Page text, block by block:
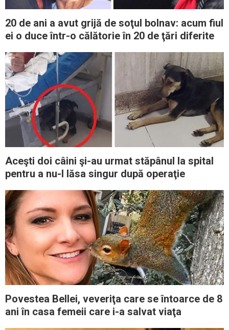
20 de ani a avut grijă de soţul bolnav: acum fiul
ei o duce într-o călătorie în 20 de ţări diferite
Aceşti doi câini şi-au urmat stăpânul la spital
pentru a nu-l lăsa singur după operaţie
Povestea Bellei, veveriţa care se întoarce de 8
ani în casa femeii care i-a salvat viaţa